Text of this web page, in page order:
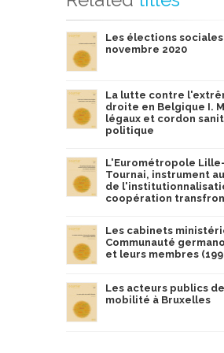
Les élections
novembre 2020
La lutte contre
droite en Belgique I.
légaux et cordon
politique
L'Eurométropole
Tournai, instrument
de
coopération
Les cabinets
Communauté
et leurs membres
Les acteurs publics
mobilité à Bruxelles